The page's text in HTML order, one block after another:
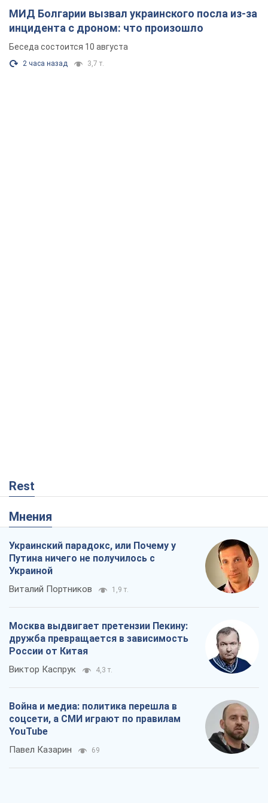
МИД Болгарии вызвал украинского посла из-за
инцидента с дроном: что произошло
Беседа состоится 10 августа
2 часа назад 3,7 т.
Rest
Мнения
Украинский парадокс, или Почему у
Путина ничего не получилось с
Украиной
Виталий Портников 1,9 т.
Москва выдвигает претензии Пекину:
дружба превращается в зависимость
России от Китая
Виктор Каспрук 4,3 т.
Война и медиа: политика перешла в
соцсети, а СМИ играют по правилам
YouTube
Павел Казарин 69